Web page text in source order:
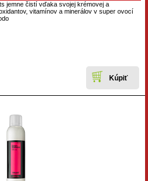
jemne čistí vďaka svojej krémovej a
vitamínov a minerálov v super ovocí